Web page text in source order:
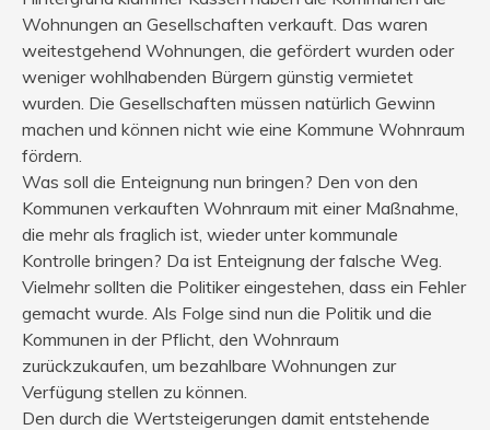
Wohnungen an Gesellschaften verkauft. Das waren
weitestgehend Wohnungen, die gefördert wurden oder
weniger wohlhabenden Bürgern günstig vermietet
wurden. Die Gesellschaften müssen natürlich Gewinn
machen und können nicht wie eine Kommune Wohnraum
fördern.
Was soll die Enteignung nun bringen? Den von den
Kommunen verkauften Wohnraum mit einer Maßnahme,
die mehr als fraglich ist, wieder unter kommunale
Kontrolle bringen? Da ist Enteignung der falsche Weg.
Vielmehr sollten die Politiker eingestehen, dass ein Fehler
gemacht wurde. Als Folge sind nun die Politik und die
Kommunen in der Pflicht, den Wohnraum
zurückzukaufen, um bezahlbare Wohnungen zur
Verfügung stellen zu können.
Den durch die Wertsteigerungen damit entstehende